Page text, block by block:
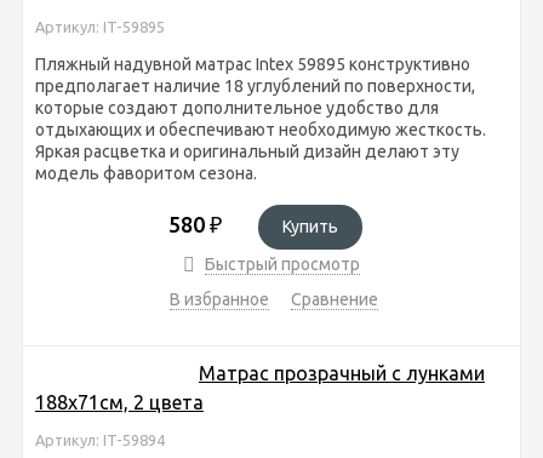
Артикул: IT-59895
Пляжный надувной матрас Intex 59895 конструктивно
предполагает наличие 18 углублений по поверхности,
которые создают дополнительное удобство для
отдыхающих и обеспечивают необходимую жесткость.
Яркая расцветка и оригинальный дизайн делают эту
модель фаворитом сезона.
580 ₽
Купить
Быстрый просмотр
В избранное
Сравнение
Матрас прозрачный с лунками
188х71см, 2 цвета
Артикул: IT-59894